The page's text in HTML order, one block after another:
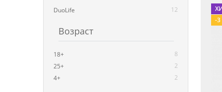
DuoLife 12
Возраст
18+
8
25+
2
4+
2
-3